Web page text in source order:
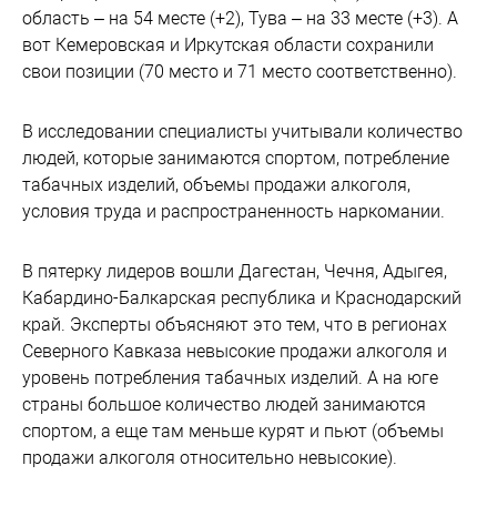
область – на 54 месте (+2), Тува – на 33 месте (+3). А
вот Кемеровская и Иркутская области сохранили
свои позиции (70 место и 71 место соответственно).
В исследовании специалисты учитывали количество
людей, которые занимаются спортом, потребление
табачных изделий, объемы продажи алкоголя,
условия труда и распространенность наркомании.
В пятерку лидеров вошли Дагестан, Чечня, Адыгея,
Кабардино-Балкарская республика и Краснодарский
край. Эксперты объясняют это тем, что в регионах
Северного Кавказа невысокие продажи алкоголя и
уровень потребления табачных изделий. А на юге
страны большое количество людей занимаются
спортом, а еще там меньше курят и пьют (объемы
продажи алкоголя относительно невысокие).